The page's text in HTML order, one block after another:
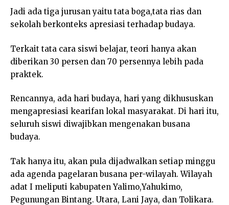
Jadi ada tiga jurusan yaitu tata boga,tata rias dan
sekolah berkonteks apresiasi terhadap budaya.
Terkait tata cara siswi belajar, teori hanya akan
diberikan 30 persen dan 70 persennya lebih pada
praktek.
Rencannya, ada hari budaya, hari yang dikhususkan
mengapresiasi kearifan lokal masyarakat. Di hari itu,
seluruh siswi diwajibkan mengenakan busana
budaya.
Tak hanya itu, akan pula dijadwalkan setiap minggu
ada agenda pagelaran busana per-wilayah. Wilayah
adat I meliputi kabupaten Yalimo,Yahukimo,
Pegunungan Bintang. Utara, Lani Jaya, dan Tolikara.